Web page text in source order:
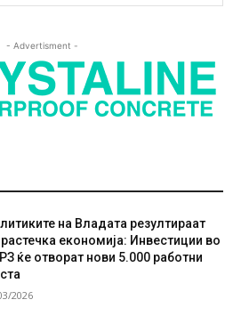
- Advertisment -
на Владата резултираат
економија: Инвестиции во
ќе отворат нови 5.000 работни
2026